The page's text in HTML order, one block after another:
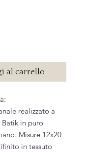
al carrello
realizzato a
in puro
Misure 12x20
in tessuto